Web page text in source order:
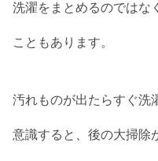
洗濯をまとめるのではな
こともあります。
汚れものが出たらすぐ洗
意識すると、後の大掃除